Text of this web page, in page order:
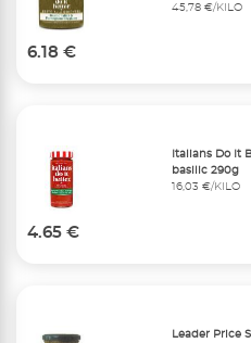
45,78 €/KILO
6.18 €
Italians Do It
basilic 290g
16,03 €/KILO
4.65 €
Leader Price